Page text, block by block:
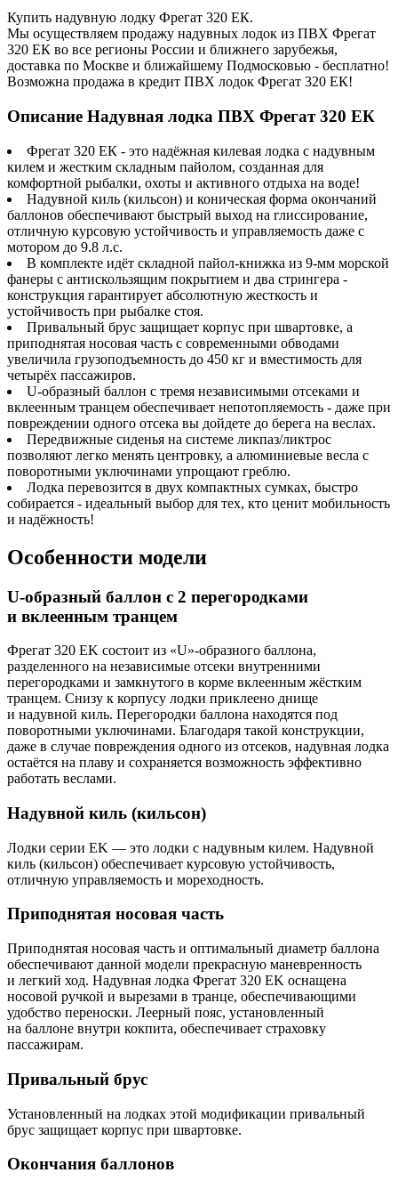
Купить надувную лодку Фрегат 320 ЕК.
Мы осуществляем продажу надувных лодок из ПВХ Фрегат
320 ЕК во все регионы России и ближнего зарубежья,
доставка по Москве и ближайшему Подмосковью - бесплатно!
Возможна продажа в кредит ПВХ лодок Фрегат 320 ЕК!
Описание Надувная лодка ПВХ Фрегат 320 ЕК
Фрегат 320 ЕК - это надёжная килевая лодка с надувным
килем и жестким складным пайолом, созданная для
комфортной рыбалки, охоты и активного отдыха на воде!
Надувной киль (кильсон) и коническая форма окончаний
баллонов обеспечивают быстрый выход на глиссирование,
отличную курсовую устойчивость и управляемость даже с
мотором до 9.8 л.с.
В комплекте идёт складной пайол-книжка из 9-мм морской
фанеры с антискользящим покрытием и два стрингера -
конструкция гарантирует абсолютную жесткость и
устойчивость при рыбалке стоя.
Привальный брус защищает корпус при швартовке, а
приподнятая носовая часть с современными обводами
увеличила грузоподъемность до 450 кг и вместимость для
четырёх пассажиров.
U-образный баллон с тремя независимыми отсеками и
вклеенным транцем обеспечивает непотопляемость - даже при
повреждении одного отсека вы дойдете до берега на веслах.
Передвижные сиденья на системе ликпаз/ликтрос
позволяют легко менять центровку, а алюминиевые весла с
поворотными уключинами упрощают греблю.
Лодка перевозится в двух компактных сумках, быстро
собирается - идеальный выбор для тех, кто ценит мобильность
и надёжность!
Особенности модели
U-образный баллон с 2 перегородками
и вклеенным транцем
Фрегат 320 EK состоит из «U»-образного баллона,
разделенного на независимые отсеки внутренними
перегородками и замкнутого в корме вклеенным жёстким
транцем. Снизу к корпусу лодки приклеено днище
и надувной киль. Перегородки баллона находятся под
поворотными уключинами. Благодаря такой конструкции,
даже в случае повреждения одного из отсеков, надувная лодка
остаётся на плаву и сохраняется возможность эффективно
работать веслами.
Надувной киль (кильсон)
Лодки серии EK — это лодки с надувным килем. Надувной
киль (кильсон) обеспечивает курсовую устойчивость,
отличную управляемость и мореходность.
Приподнятая носовая часть
Приподнятая носовая часть и оптимальный диаметр баллона
обеспечивают данной модели прекрасную маневренность
и легкий ход. Надувная лодка Фрегат 320 EK оснащена
носовой ручкой и вырезами в транце, обеспечивающими
удобство переноски. Леерный пояс, установленный
на баллоне внутри кокпита, обеспечивает страховку
пассажирам.
Привальный брус
Установленный на лодках этой модификации привальный
брус защищает корпус при швартовке.
Окончания баллонов